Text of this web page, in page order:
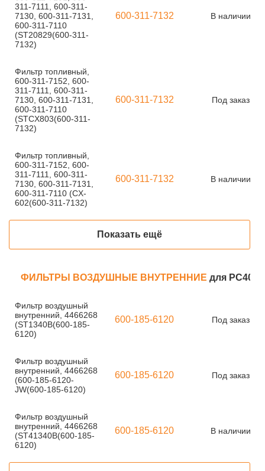
311-7111, 600-311-
7130, 600-311-7131,
600-311-7110
(ST20829(600-311-
7132)
600-311-7132 В наличии
Фильтр топливный,
600-311-7152, 600-
311-7111, 600-311-
7130, 600-311-7131,
600-311-7110
(STCX803(600-311-
7132)
600-311-7132 Под заказ
Фильтр топливный,
600-311-7152, 600-
311-7111, 600-311-
7130, 600-311-7131,
600-311-7110 (CX-
602(600-311-7132)
600-311-7132 В наличии
Показать ещё
ФИЛЬТРЫ ВОЗДУШНЫЕ ВНУТРЕННИЕ для PC400-
Фильтр воздушный
внутренний, 4466268
(ST1340B(600-185-
6120)
600-185-6120 Под заказ
Фильтр воздушный
внутренний, 4466268
(600-185-6120-
JW(600-185-6120)
600-185-6120 Под заказ
Фильтр воздушный
внутренний, 4466268
(ST41340B(600-185-
6120)
600-185-6120 В наличии